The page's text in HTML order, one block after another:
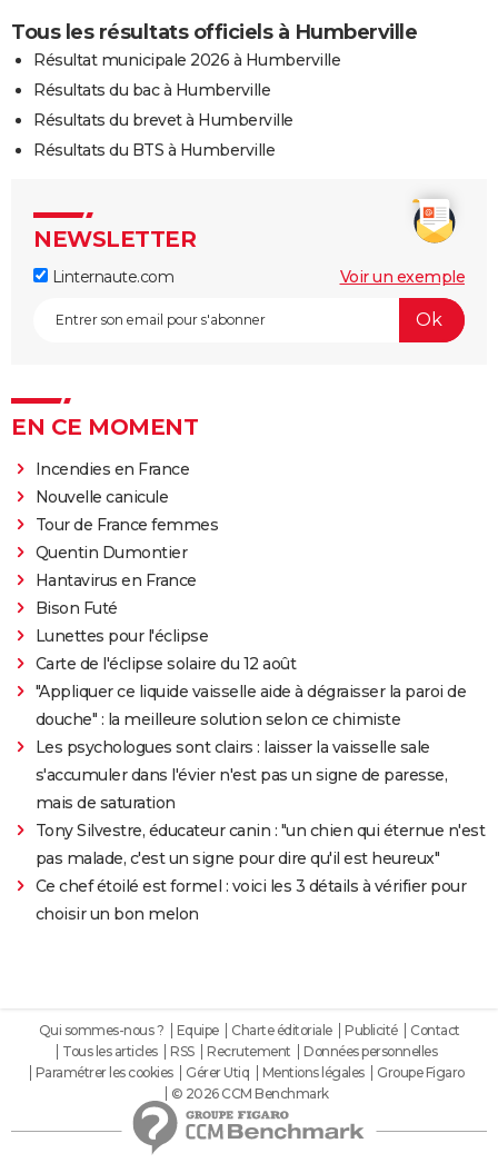
Tous les résultats officiels à Humberville
Résultat municipale 2026 à Humberville
Résultats du bac à Humberville
Résultats du brevet à Humberville
Résultats du BTS à Humberville
NEWSLETTER
Linternaute.com Voir un exemple
EN CE MOMENT
Incendies en France
Nouvelle canicule
Tour de France femmes
Quentin Dumontier
Hantavirus en France
Bison Futé
Lunettes pour l'éclipse
Carte de l'éclipse solaire du 12 août
"Appliquer ce liquide vaisselle aide à dégraisser la paroi de
douche" : la meilleure solution selon ce chimiste
Les psychologues sont clairs : laisser la vaisselle sale
s'accumuler dans l'évier n'est pas un signe de paresse,
mais de saturation
Tony Silvestre, éducateur canin : "un chien qui éternue n'est
pas malade, c'est un signe pour dire qu'il est heureux"
Ce chef étoilé est formel : voici les 3 détails à vérifier pour
choisir un bon melon
Qui sommes-nous ? Equipe Charte éditoriale Publicité
Contact
Tous les articles
RSS Recrutement
Données personnelles
Paramétrer les cookies
Gérer Utiq Mentions légales
Groupe Figaro
© 2026 CCM Benchmark